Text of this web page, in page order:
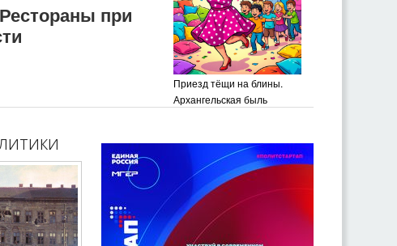
при
Приезд тёщи на блины.
Архангельская быль